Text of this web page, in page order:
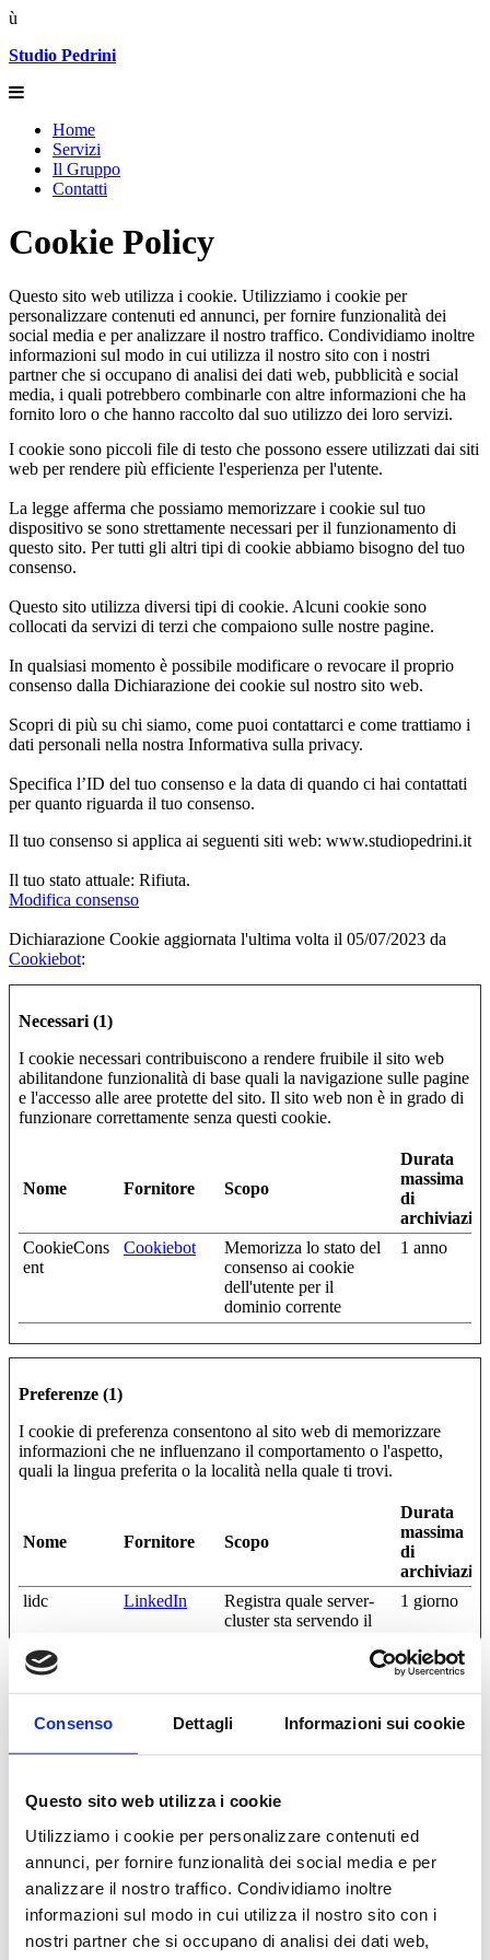
Consenso Dettagli Informazioni sui cookie
Questo sito web utilizza i cookie
Utilizziamo i cookie per personalizzare contenuti ed
annunci, per fornire funzionalità dei social media e per
analizzare il nostro traffico. Condividiamo inoltre
informazioni sul modo in cui utilizza il nostro sito con i
nostri partner che si occupano di analisi dei dati web,
ù
Studio Pedrini
Home
Servizi
Il Gruppo
Contatti
Cookie Policy
Questo sito web utilizza i cookie. Utilizziamo i cookie per
personalizzare contenuti ed annunci, per fornire funzionalità dei
social media e per analizzare il nostro traffico. Condividiamo inoltre
informazioni sul modo in cui utilizza il nostro sito con i nostri
partner che si occupano di analisi dei dati web, pubblicità e social
media, i quali potrebbero combinarle con altre informazioni che ha
fornito loro o che hanno raccolto dal suo utilizzo dei loro servizi.
I cookie sono piccoli file di testo che possono essere utilizzati dai siti
web per rendere più efficiente l'esperienza per l'utente.
La legge afferma che possiamo memorizzare i cookie sul tuo
dispositivo se sono strettamente necessari per il funzionamento di
questo sito. Per tutti gli altri tipi di cookie abbiamo bisogno del tuo
consenso.
Questo sito utilizza diversi tipi di cookie. Alcuni cookie sono
collocati da servizi di terzi che compaiono sulle nostre pagine.
In qualsiasi momento è possibile modificare o revocare il proprio
consenso dalla Dichiarazione dei cookie sul nostro sito web.
Scopri di più su chi siamo, come puoi contattarci e come trattiamo i
dati personali nella nostra Informativa sulla privacy.
Specifica l’ID del tuo consenso e la data di quando ci hai contattati
per quanto riguarda il tuo consenso.
Il tuo consenso si applica ai seguenti siti web: www.studiopedrini.it
Il tuo stato attuale: Rifiuta.
Modifica consenso
Dichiarazione Cookie aggiornata l'ultima volta il 05/07/2023 da
Cookiebot:
Necessari (1)
I cookie necessari contribuiscono a rendere fruibile il sito web
abilitandone funzionalità di base quali la navigazione sulle pagine
e l'accesso alle aree protette del sito. Il sito web non è in grado di
funzionare correttamente senza questi cookie.
Nome Fornitore Scopo
Durata
massima
di
CookieCons
ent
Cookiebot
Memorizza lo stato del
consenso ai cookie
dell'utente per il
dominio corrente
1 anno
Preferenze (1)
I cookie di preferenza consentono al sito web di memorizzare
informazioni che ne influenzano il comportamento o l'aspetto,
quali la lingua preferita o la località nella quale ti trovi.
Nome Fornitore Scopo
Durata
massima
di
lidc
LinkedIn
Registra quale server-
cluster sta servendo il
usato nel contesto del
carico, al fine di
ottimizzare l'esperienza
1 giorno
Statistiche (9)
I cookie statistici aiutano i proprietari del sito web a capire come i
visitatori interagiscono con i siti raccogliendo e trasmettendo
Durata